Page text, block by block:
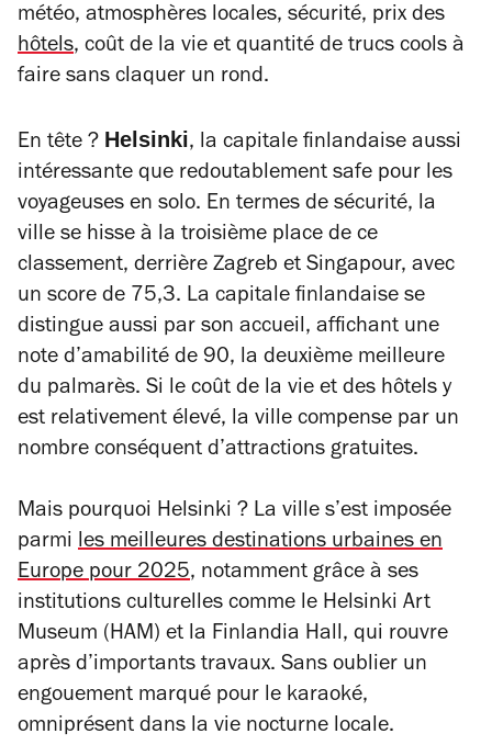
météo, atmosphères locales, sécurité, prix des
hôtels, coût de la vie et quantité de trucs cools à
faire sans claquer un rond.
En tête ? Helsinki, la capitale finlandaise aussi
intéressante que redoutablement safe pour les
voyageuses en solo. En termes de sécurité, la
ville se hisse à la troisième place de ce
classement, derrière Zagreb et Singapour, avec
un score de 75,3. La capitale finlandaise se
distingue aussi par son accueil, affichant une
note d’amabilité de 90, la deuxième meilleure
du palmarès. Si le coût de la vie et des hôtels y
est relativement élevé, la ville compense par un
nombre conséquent d’attractions gratuites.
Mais pourquoi Helsinki ? La ville s’est imposée
parmi les meilleures destinations urbaines en
Europe pour 2025, notamment grâce à ses
institutions culturelles comme le Helsinki Art
Museum (HAM) et la Finlandia Hall, qui rouvre
après d’importants travaux. Sans oublier un
engouement marqué pour le karaoké,
omniprésent dans la vie nocturne locale.